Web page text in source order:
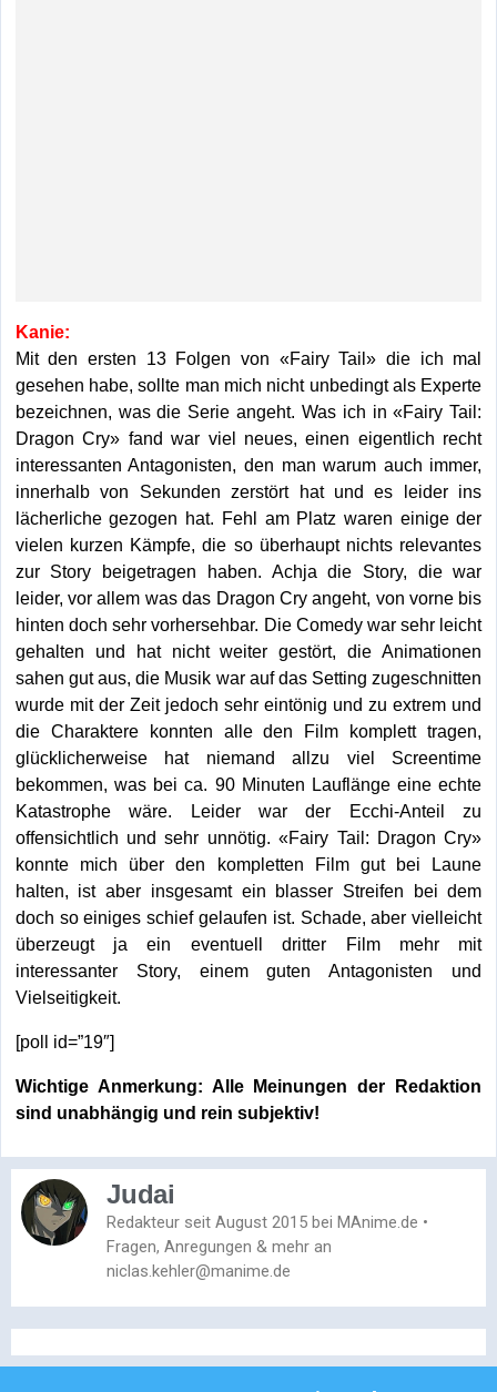
Kanie:
Mit den ersten 13 Folgen von «Fairy Tail» die ich mal
gesehen habe, sollte man mich nicht unbedingt als Experte
bezeichnen, was die Serie angeht. Was ich in «Fairy Tail:
Dragon Cry» fand war viel neues, einen eigentlich recht
interessanten Antagonisten, den man warum auch immer,
innerhalb von Sekunden zerstört hat und es leider ins
lächerliche gezogen hat. Fehl am Platz waren einige der
vielen kurzen Kämpfe, die so überhaupt nichts relevantes
zur Story beigetragen haben. Achja die Story, die war
leider, vor allem was das Dragon Cry angeht, von vorne bis
hinten doch sehr vorhersehbar. Die Comedy war sehr leicht
gehalten und hat nicht weiter gestört, die Animationen
sahen gut aus, die Musik war auf das Setting zugeschnitten
wurde mit der Zeit jedoch sehr eintönig und zu extrem und
die Charaktere konnten alle den Film komplett tragen,
glücklicherweise hat niemand allzu viel Screentime
bekommen, was bei ca. 90 Minuten Lauflänge eine echte
Katastrophe wäre. Leider war der Ecchi-Anteil zu
offensichtlich und sehr unnötig. «Fairy Tail: Dragon Cry»
konnte mich über den kompletten Film gut bei Laune
halten, ist aber insgesamt ein blasser Streifen bei dem
doch so einiges schief gelaufen ist. Schade, aber vielleicht
überzeugt ja ein eventuell dritter Film mehr mit
interessanter Story, einem guten Antagonisten und
Vielseitigkeit.
[poll id=”19″]
Wichtige Anmerkung: Alle Meinungen der Redaktion
sind unabhängig und rein subjektiv!
Judai
Redakteur seit August 2015 bei MAnime.de •
Fragen, Anregungen & mehr an
niclas.kehler@manime.de